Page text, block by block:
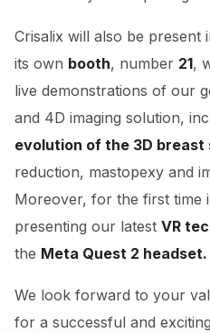
Crisalix will also be present
its own booth, number 21,
live demonstrations of our
and 4D imaging solution,
evolution of the 3D breast
reduction, mastopexy and
Moreover, for the first time
presenting our latest VR
the Meta Quest 2 headset.
We look forward to your
for a successful and